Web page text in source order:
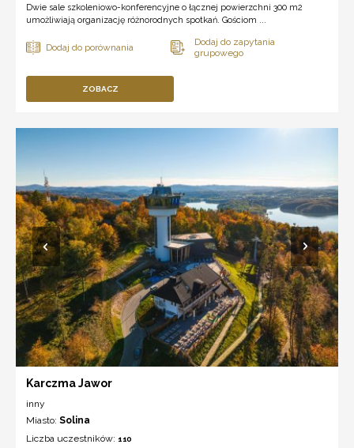
Dwie sale szkoleniowo-konferencyjne o łącznej powierzchni 300 m2
umożliwiają organizację różnorodnych spotkań. Gościom ...
ZOBACZ
Karczma Jawor
inny
Miasto: Solina
Liczba uczestników: 110